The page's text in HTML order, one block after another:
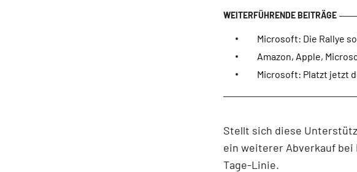
Microsoft: Die Rallye
Amazon, Apple,
Microsoft: Platzt jetzt
Stellt sich diese
ein weiterer Abverkauf bei
Tage-Linie.